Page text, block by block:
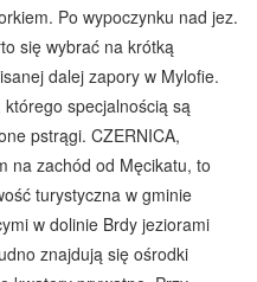
Po wypoczynku nad jez.
się wybrać na krótką
dalej zapory w Mylofie.
specjalnością są
pstrągi. CZERNICA,
na zachód od Męcikatu, to
turystyczna w gminie
w dolinie Brdy jeziorami
znajdują się ośrodki